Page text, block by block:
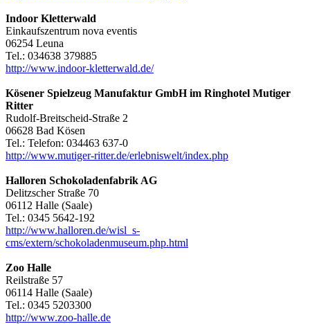
Indoor Kletterwald
Einkaufszentrum nova eventis
06254 Leuna
Tel.: 034638 379885
http://www.indoor-kletterwald.de/
Kösener Spielzeug Manufaktur GmbH im Ringhotel Mutiger
Ritter
Rudolf-Breitscheid-Straße 2
06628 Bad Kösen
Tel.: Telefon: 034463 637-0
http://www.mutiger-ritter.de/erlebniswelt/index.php
Halloren Schokoladenfabrik AG
Delitzscher Straße 70
06112 Halle (Saale)
Tel.: 0345 5642-192
http://www.halloren.de/wisl_s-
cms/extern/schokoladenmuseum.php.html
Zoo Halle
Reilstraße 57
06114 Halle (Saale)
Tel.: 0345 5203300
http://www.zoo-halle.de